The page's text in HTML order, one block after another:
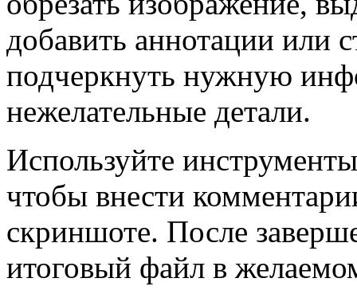
добавить аннотации или
подчеркнуть нужную
нежелательные детали.
Используйте
чтобы внести
скриншоте. После
итоговый файл в